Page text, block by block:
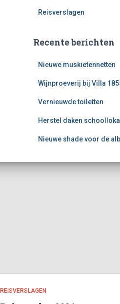
Reisverslagen
Recente berichten
Nieuwe muskietennetten
Wijnproeverij bij Villa
Vernieuwde toiletten
Herstel daken
Nieuwe shade voor de
REISVERSLAGEN